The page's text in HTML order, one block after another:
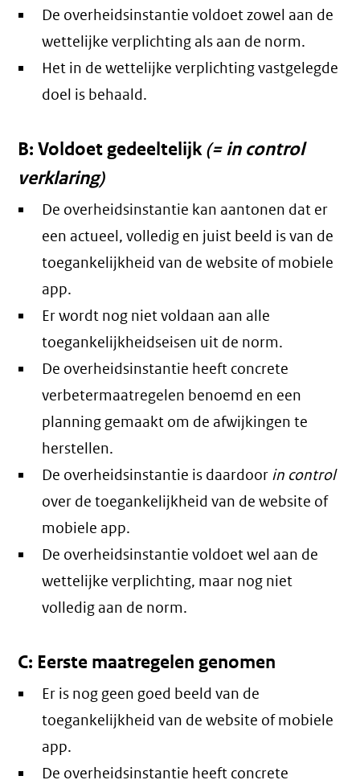
De overheidsinstantie voldoet zowel aan de
wettelijke verplichting als aan de norm.
Het in de wettelijke verplichting vastgelegde
doel is behaald.
B: Voldoet gedeeltelijk(= in control
verklaring)
De overheidsinstantie kan aantonen dat er
een actueel, volledig en juist beeld is van de
toegankelijkheid van de website of mobiele
app.
Er wordt nog niet voldaan aan alle
toegankelijkheidseisen uit de norm.
De overheidsinstantie heeft concrete
verbetermaatregelen benoemd en een
planning gemaakt om de afwijkingen te
herstellen.
De overheidsinstantie is daardoor in control
over de toegankelijkheid van de website of
mobiele app.
De overheidsinstantie voldoet wel aan de
wettelijke verplichting, maar nog niet
volledig aan de norm.
C: Eerste maatregelen genomen
Er is nog geen goed beeld van de
toegankelijkheid van de website of mobiele
app.
De overheidsinstantie heeft concrete